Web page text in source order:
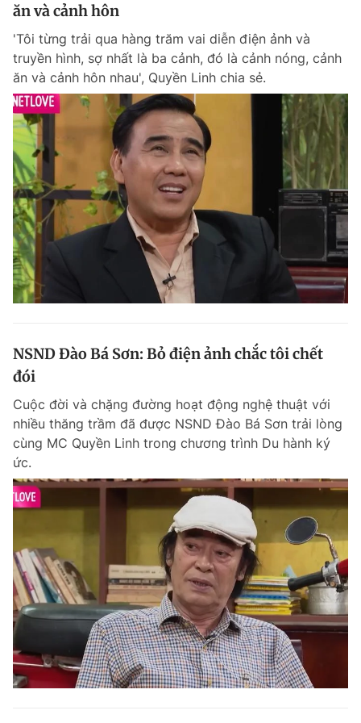
ăn và cảnh hôn
'Tôi từng trải qua hàng trăm vai diễn điện ảnh và
truyền hình, sợ nhất là ba cảnh, đó là cảnh nóng, cảnh
ăn và cảnh hôn nhau', Quyền Linh chia sẻ.
NSND Đào Bá Sơn: Bỏ điện ảnh chắc tôi chết
đói
Cuộc đời và chặng đường hoạt động nghệ thuật với
nhiều thăng trầm đã được NSND Đào Bá Sơn trải lòng
cùng MC Quyền Linh trong chương trình Du hành ký
ức.